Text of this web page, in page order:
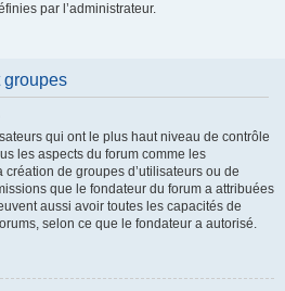
par l’administrateur.
groupes
qui ont le plus haut niveau de contrôle
les aspects du forum comme les
de groupes d’utilisateurs ou de
que le fondateur du forum a attribuées
aussi avoir toutes les capacités de
selon ce que le fondateur a autorisé.